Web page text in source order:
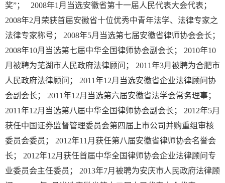
奖”； 2008年1月当选安徽省第十一届人民代表大会代表；
2008年2月荣获首届安徽省十位优秀中青年法学、法律专家之
法律专家称号； 2008年5月当选第七届安徽省律师协会会长；
2008年10月当选第七届中华全国律师协会副会长； 2010年10
月被聘为芜湖市人民政府法律顾问； 2011年3月被聘为合肥市
人民政府法律顾问； 2011年12月当选安徽省企业法律顾问协
会副会长； 2011年12月当选第六届安徽省法学会常务理事；
2011年12月当选第八届中华全国律师协会副会长； 2012年5月
获任中国证券监督管理委员会第四届上市公司并购重组审核
委员会委员； 2012年11月获任第八届安徽省律师协会名誉会
长； 2012年12月获任首届中华全国律师协会企业法律顾问专
业委员会主任委员； 2013年7月被聘为安庆市人民政府法律顾